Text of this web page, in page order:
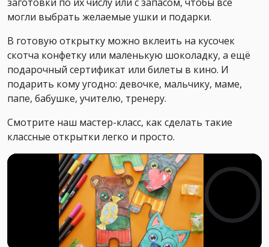
могли выбрать желаемые ушки и подарки.
В готовую открытку можно вклеить на кусочек
скотча конфетку или маленькую шоколадку, а ещё
подарочный сертификат или билеты в кино. И
подарить кому угодно: девочке, мальчику, маме,
папе, бабушке, учителю, тренеру.
Смотрите наш мастер-класс, как сделать такие
классные открытки легко и просто.